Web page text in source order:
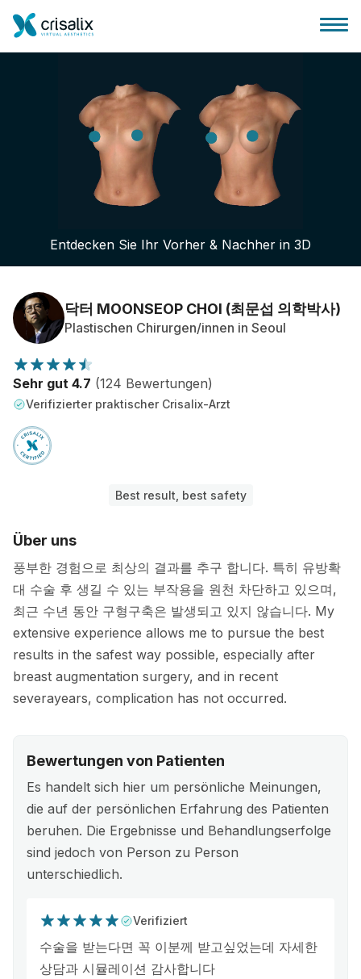
Startseite für Chirurgen
3D-Business-Plattform
Pläne
Bewertungen von Patienten
Entdecken Sie Ihr Vorher & Nachher in 3D
닥터 MOONSEOP CHOI (최문섭 의학박사)
Plastischen Chirurgen/innen in Seoul
Sehr gut 4.7 (124 Bewertungen)
Verifizierter praktischer Crisalix-Arzt
Best result, best safety
Über uns
풍부한 경험으로 최상의 결과를 추구 합니다. 특히 유방확
대 수술 후 생길 수 있는 부작용을 원천 차단하고 있으며,
최근 수년 동안 구형구축은 발생되고 있지 않습니다. My
extensive experience allows me to pursue the best
results in the safest way possible, especially after
breast augmentation surgery, and in recent
severayears, complication has not occurred.
Bewertungen von Patienten
Es handelt sich hier um persönliche Meinungen,
die auf der persönlichen Erfahrung des Patienten
beruhen. Die Ergebnisse und Behandlungserfolge
sind jedoch von Person zu Person
unterschiedlich.
Verifiziert
수술을 받는다면 꼭 이분께 받고싶었는데 자세한
상담과 시뮬레이션 감사합니다